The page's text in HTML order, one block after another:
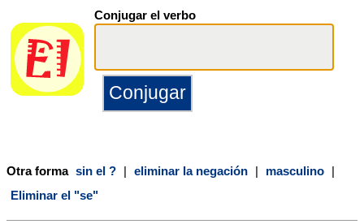
Conjugar el verbo
Otra forma sin el ? | eliminar la negación | masculino |
Eliminar el "se"